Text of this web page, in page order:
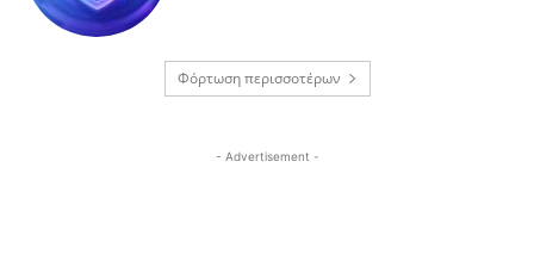
Φόρτωση περισσοτέρων
- Advertisement -